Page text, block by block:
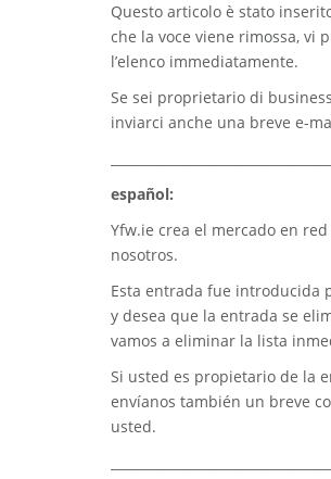
Questo articolo è stato
che la voce viene rimossa, vi
l’elenco immediatamente.
Se sei proprietario di
inviarci anche una breve e-
español:
Yfw.ie crea el mercado en
nosotros.
Esta entrada fue introducida
y desea que la entrada se
vamos a eliminar la lista
Si usted es propietario de la
envíanos también un breve
usted.